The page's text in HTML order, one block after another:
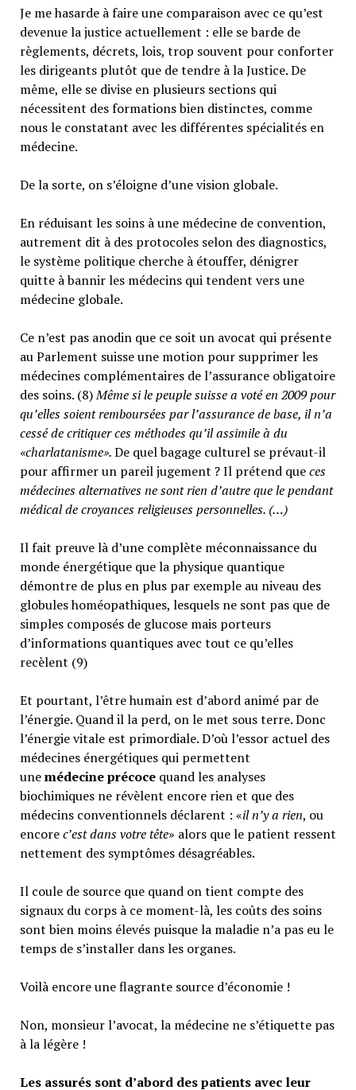
Je me hasarde à faire une comparaison avec ce qu’est
devenue la justice actuellement : elle se barde de
règlements, décrets, lois, trop souvent pour conforter
les dirigeants plutôt que de tendre à la Justice. De
même, elle se divise en plusieurs sections qui
nécessitent des formations bien distinctes, comme
nous le constatant avec les différentes spécialités en
médecine.
De la sorte, on s’éloigne d’une vision globale.
En réduisant les soins à une médecine de convention,
autrement dit à des protocoles selon des diagnostics,
le système politique cherche à étouffer, dénigrer
quitte à bannir les médecins qui tendent vers une
médecine globale.
Ce n’est pas anodin que ce soit un avocat qui présente
au Parlement suisse une motion pour supprimer les
médecines complémentaires de l’assurance obligatoire
des soins. (8)Même si le peuple suisse a voté en 2009 pour
qu’elles soient remboursées par l’assurance de base, il n’a
cessé de critiquer ces méthodes qu’il assimile à du
«charlatanisme».De quel bagage culturel se prévaut-il
pour affirmer un pareil jugement ? Il prétend queces
médecines alternatives ne sont rien d’autre que le pendant
médical de croyances religieuses personnelles. (…)
Il fait preuve là d’une complète méconnaissance du
monde énergétique que la physique quantique
démontre de plus en plus par exemple au niveau des
globules homéopathiques, lesquels ne sont pas que de
simples composés de glucose mais porteurs
d’informations quantiques avec tout ce qu’elles
recèlent (9)
Et pourtant, l’être humain est d’abord animé par de
l’énergie. Quand il la perd, on le met sous terre. Donc
l’énergie vitale est primordiale. D’où l’essor actuel des
médecines énergétiques qui permettent
unemédecine précoce quand les analyses
biochimiques ne révèlent encore rien et que des
médecins conventionnels déclarent : «il n’y a rien, ou
encorec’est dans votre tête» alors que le patient ressent
nettement des symptômes désagréables.
Il coule de source que quand on tient compte des
signaux du corps à ce moment-là, les coûts des soins
sont bien moins élevés puisque la maladie n’a pas eu le
temps de s’installer dans les organes.
Voilà encore une flagrante source d’économie !
Non, monsieur l’avocat, la médecine ne s’étiquette pas
à la légère !
Les assurés sont d’abord des patients avec leur